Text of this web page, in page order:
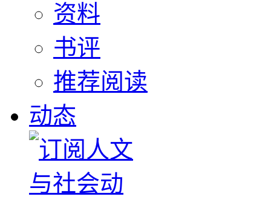
资料
书评
推荐阅读
动态